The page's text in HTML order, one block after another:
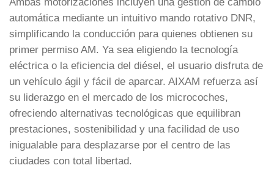
automática mediante un intuitivo mando rotativo DNR,
simplificando la conducción para quienes obtienen su
primer permiso AM. Ya sea eligiendo la tecnología
eléctrica o la eficiencia del diésel, el usuario disfruta de
un vehículo ágil y fácil de aparcar. AIXAM refuerza así
su liderazgo en el mercado de los microcoches,
ofreciendo alternativas tecnológicas que equilibran
prestaciones, sostenibilidad y una facilidad de uso
inigualable para desplazarse por el centro de las
ciudades con total libertad.